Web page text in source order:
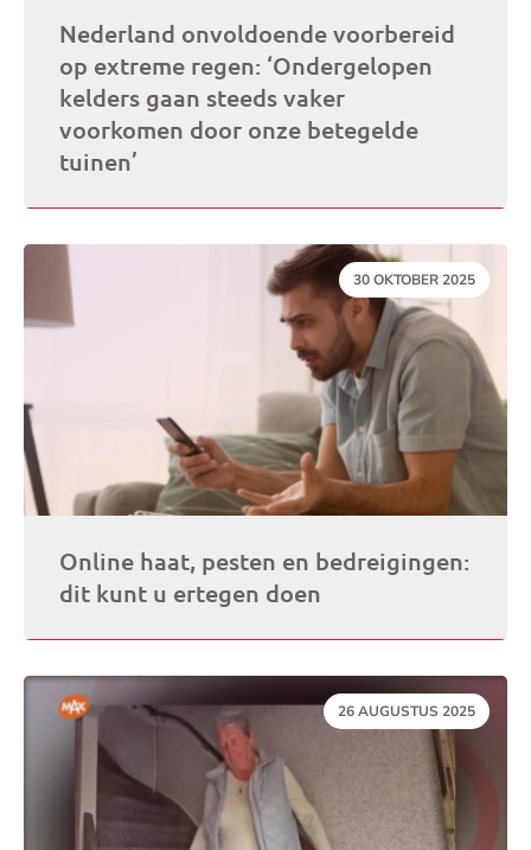
Nederland onvoldoende voorbereid
op extreme regen: ‘Ondergelopen
kelders gaan steeds vaker
voorkomen door onze betegelde
tuinen’
DATUM:
30 OKTOBER 2025
Online haat, pesten en bedreigingen:
dit kunt u ertegen doen
DATUM:
26 AUGUSTUS 2025